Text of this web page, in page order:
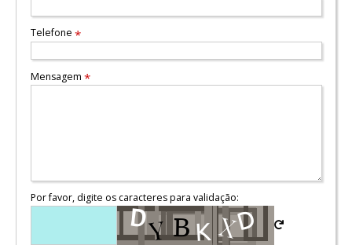
Telefone *
Mensagem *
Por favor, digite os caracteres para validação: